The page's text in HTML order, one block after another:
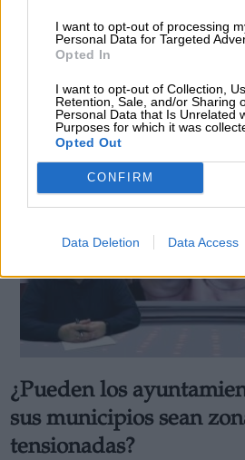
I want to opt-out of processing
Personal Data for Targeted
Opted In
I want to opt-out of Collection,
Retention, Sale, and/or Sharing
Personal Data that Is Unrelated
Purposes for which it was
Opted Out
CONFIRM
Data Deletion Data Access
la vivienda
Jose Luis Martín
viernes, 19 de abril de 2024
¿Pueden los
sus municipios sean
tensionadas?